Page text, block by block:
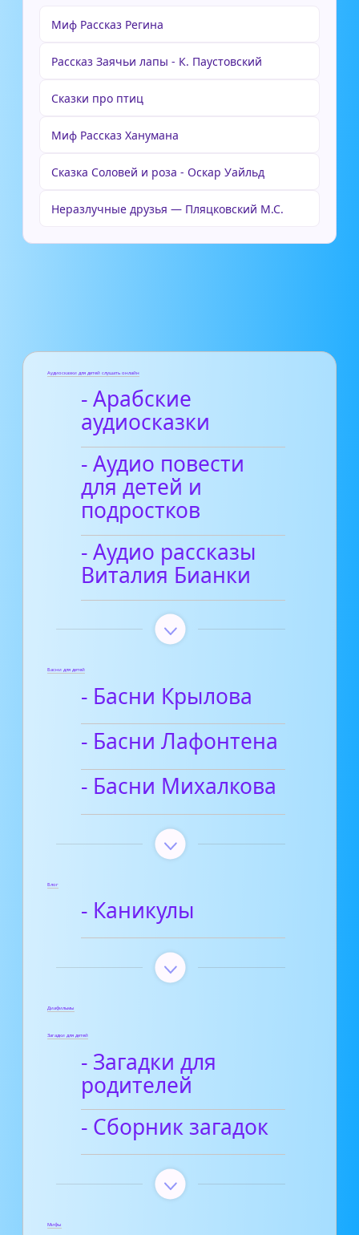
Миф Рассказ Регина
Рассказ Заячьи лапы - К. Паустовский
Сказки про птиц
Миф Рассказ Ханумана
Сказка Соловей и роза - Оскар Уайльд
Неразлучные друзья — Пляцковский М.С.
Аудиосказки для детей слушать онлайн
- Арабские
аудиосказки
- Аудио повести
для детей и
подростков
- Аудио рассказы
Виталия Бианки
Басни для детей
- Басни Крылова
- Басни Лафонтена
- Басни Михалкова
Блог
- Каникулы
Диафильмы
Загадки для детей
- Загадки для
родителей
- Сборник загадок
Мифы